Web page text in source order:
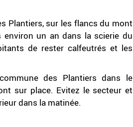
Plantiers, sur les flancs du mont
un an dans la scierie du
de rester calfeutrés et les
des Plantiers dans le
sur place. Evitez le secteur et
dans la matinée.